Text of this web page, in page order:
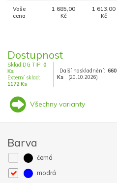
Vaše
cena
1 685,00
Kč
1 613,00
Kč
Dostupnost
Sklad DG TIP: 0
Ks
Externí sklad:
1172 Ks
Další naskladnění: 660
Ks
(20.10.2026)
Všechny varianty
Barva
černá
modrá